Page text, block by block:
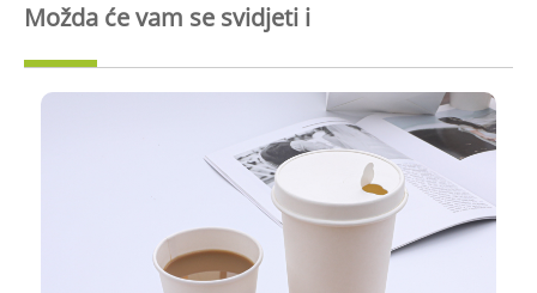
Možda će vam se svidjeti i